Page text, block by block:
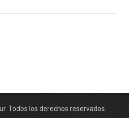
Todos los derechos reservados.